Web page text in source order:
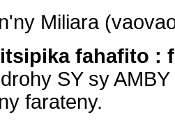
Miliara
fahafito :
SY sy
farateny.